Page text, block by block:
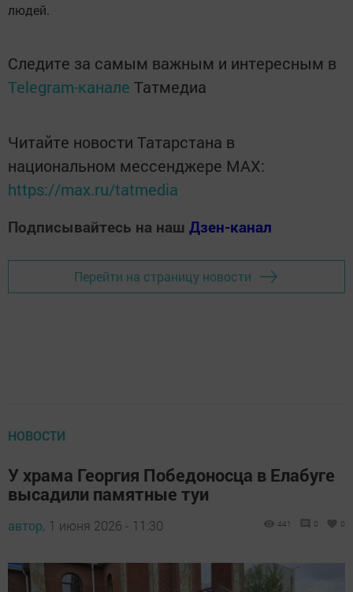
людей.
Следите за самым важным и интересным в
Telegram-канале Татмедиа
Читайте новости Татарстана в
национальном мессенджере MАХ:
https://max.ru/tatmedia
Подписывайтесь на наш Дзен-канал
Перейти на страницу новости
НОВОСТИ
У храма Георгия Победоносца в Елабуге
высадили памятные туи
автор, 1 июня 2026 - 11:30 441 0 0